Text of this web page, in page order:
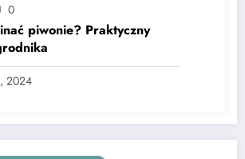
0
piwonie? Praktyczny
2024